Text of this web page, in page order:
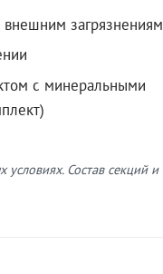
внешним загрязнениям
с минеральными
Состав секций и